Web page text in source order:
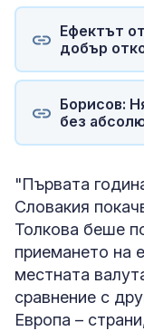
Ефектът
добър
Борисов:
без
"Първата
Словакия
Толкова беше
приемането на
местната
сравнение с
Европа –